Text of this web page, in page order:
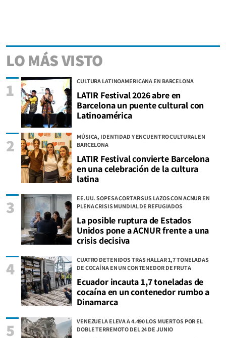
LO MÁS VISTO
CULTURA LATINOAMERICANA EN BARCELONA
LATIR Festival 2026 abre en
Barcelona un puente cultural con
Latinoamérica
1
MÚSICA, IDENTIDAD Y ENCUENTRO CULTURAL EN
BARCELONA
LATIR Festival convierte Barcelona
en una celebración de la cultura
latina
2
EE.UU. SOPESA CORTAR SUS LAZOS CON ACNUR EN
PLENA CRISIS MUNDIAL DE REFUGIADOS
La posible ruptura de Estados
Unidos pone a ACNUR frente a una
crisis decisiva
3
CUATRO DETENIDOS TRAS HALLAR 1,7 TONELADAS
DE COCAÍNA EN UN CONTENEDOR DE FRUTA
Ecuador incauta 1,7 toneladas de
cocaína en un contenedor rumbo a
Dinamarca
4
VENEZUELA ELEVA A 4.490 LOS MUERTOS POR EL
DOBLE TERREMOTO DEL 24 DE JUNIO
5